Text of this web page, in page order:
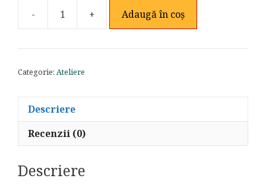
-
Cantitate
de
+ Adaugă în coș
Categorie: Ateliere
Descriere
Recenzii (0)
Descriere